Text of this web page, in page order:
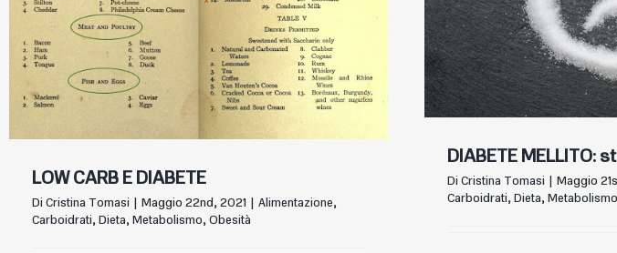
LOW CARB E DIABETE
Di Cristina Tomasi Maggio 22nd, 2021 Alimentazione,
Carboidrati, Dieta, Metabolismo, Obesità
DIABETE MELLITO:
Di Cristina Tomasi Maggio
Carboidrati, Dieta, Metabolismo